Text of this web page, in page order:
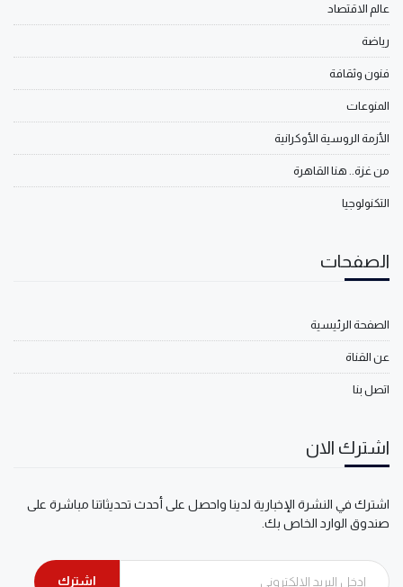
عالم الاقتصاد
رياضة
فنون وثقافة
المنوعات
الأزمة الروسية الأوكرانية
من غزة.. هنا القاهرة
التكنولوجيا
الصفحات
الصفحة الرئيسية
عن القناة
اتصل بنا
اشترك الان
اشترك في النشرة الإخبارية لدينا واحصل على أحدث تحديثاتنا مباشرة على
صندوق الوارد الخاص بك.
اشترك